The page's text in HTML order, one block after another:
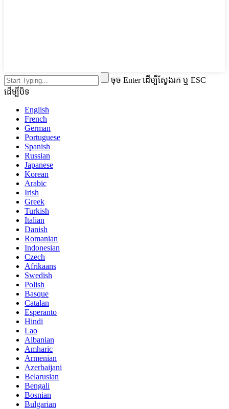
ចុច Enter ដើម្បីស្វែងរក ឬ ESC
ដើម្បីបិទ
English
French
German
Portuguese
Spanish
Russian
Japanese
Korean
Arabic
Irish
Greek
Turkish
Italian
Danish
Romanian
Indonesian
Czech
Afrikaans
Swedish
Polish
Basque
Catalan
Esperanto
Hindi
Lao
Albanian
Amharic
Armenian
Azerbaijani
Belarusian
Bengali
Bosnian
Bulgarian